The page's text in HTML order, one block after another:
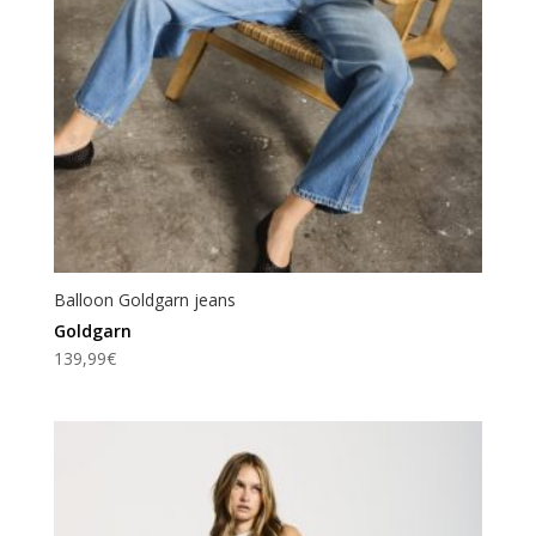
Balloon Goldgarn jeans
Goldgarn
139,99€